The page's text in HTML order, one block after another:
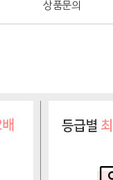
상품문의